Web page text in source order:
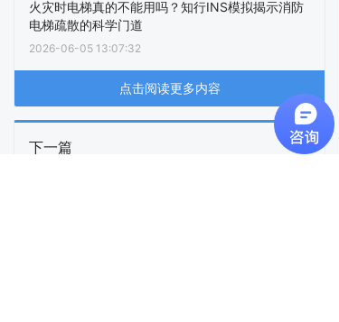
火灾时电梯真的不能用吗？知行INS模拟揭示消防
电梯疏散的科学门道
2026-06-05 13:07:32
点击阅读更多内容
下一篇